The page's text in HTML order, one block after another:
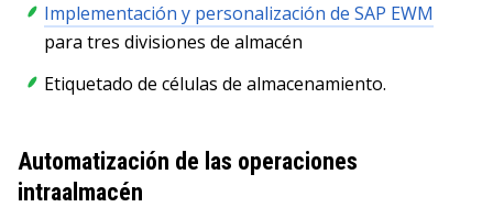
Implementación y personalización de SAP EWM
para tres divisiones de almacén
Etiquetado de células de almacenamiento.
Automatización de las operaciones
intraalmacén